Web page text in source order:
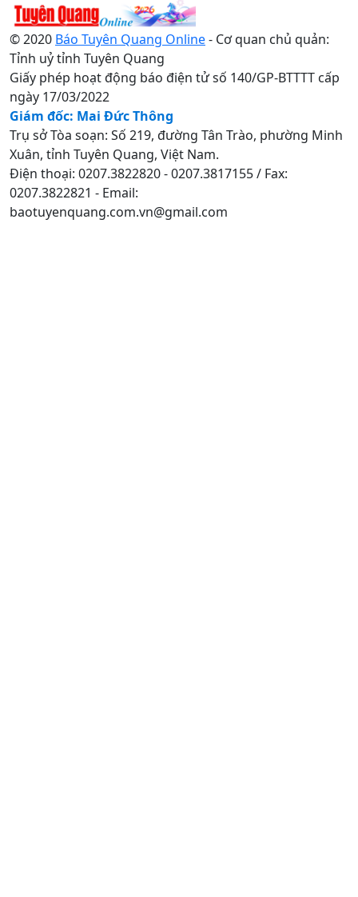
© 2020 Báo Tuyên Quang Online- Cơ quan chủ quản:
Tỉnh uỷ tỉnh Tuyên Quang
Giấy phép hoạt động báo điện tử số 140/GP-BTTTT cấp
ngày 17/03/2022
Giám đốc: Mai Đức Thông
Trụ sở Tòa soạn: Số 219, đường Tân Trào, phường Minh
Xuân, tỉnh Tuyên Quang, Việt Nam.
Điện thoại: 0207.3822820 - 0207.3817155 / Fax:
0207.3822821 - Email:
baotuyenquang.com.vn@gmail.com